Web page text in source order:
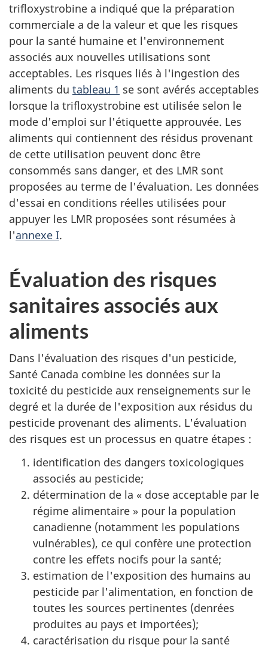
trifloxystrobine a indiqué que la préparation
commerciale a de la valeur et que les risques
pour la santé humaine et l'environnement
associés aux nouvelles utilisations sont
acceptables. Les risques liés à l'ingestion des
aliments du tableau 1 se sont avérés acceptables
lorsque la trifloxystrobine est utilisée selon le
mode d'emploi sur l'étiquette approuvée. Les
aliments qui contiennent des résidus provenant
de cette utilisation peuvent donc être
consommés sans danger, et des LMR sont
proposées au terme de l'évaluation. Les données
d'essai en conditions réelles utilisées pour
appuyer les LMR proposées sont résumées à
l'annexe I.
Évaluation des risques
sanitaires associés aux
aliments
Dans l'évaluation des risques d'un pesticide,
Santé Canada combine les données sur la
toxicité du pesticide aux renseignements sur le
degré et la durée de l'exposition aux résidus du
pesticide provenant des aliments. L'évaluation
des risques est un processus en quatre étapes :
identification des dangers toxicologiques
associés au pesticide;
détermination de la « dose acceptable par le
régime alimentaire » pour la population
canadienne (notamment les populations
vulnérables), ce qui confère une protection
contre les effets nocifs pour la santé;
estimation de l'exposition des humains au
pesticide par l'alimentation, en fonction de
toutes les sources pertinentes (denrées
produites au pays et importées);
caractérisation du risque pour la santé